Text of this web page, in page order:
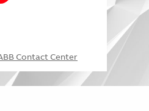
Contact Center